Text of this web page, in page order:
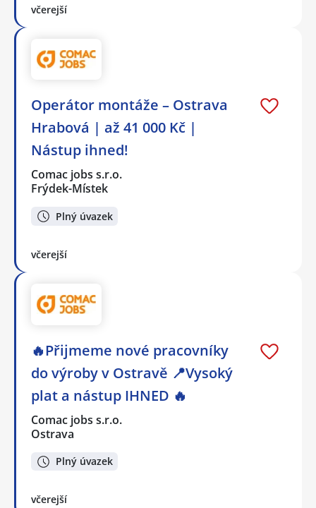
včerejší
Operátor montáže – Ostrava
Hrabová | až 41 000 Kč |
Nástup ihned!
Comac jobs s.r.o.
Frýdek-Místek
Plný úvazek
včerejší
🔥Přijmeme nové pracovníky
do výroby v Ostravě 📍Vysoký
plat a nástup IHNED 🔥
Comac jobs s.r.o.
Ostrava
Plný úvazek
včerejší